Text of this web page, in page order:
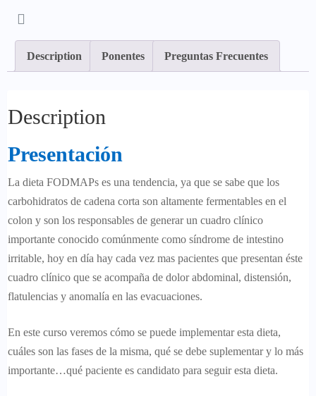
Description Ponentes Preguntas Frecuentes
Description
Presentación
La dieta FODMAPs es una tendencia, ya que se sabe que los
carbohidratos de cadena corta son altamente fermentables en el
colon y son los responsables de generar un cuadro clínico
importante conocido comúnmente como síndrome de intestino
irritable, hoy en día hay cada vez mas pacientes que presentan éste
cuadro clínico que se acompaña de dolor abdominal, distensión,
flatulencias y anomalía en las evacuaciones.
En este curso veremos cómo se puede implementar esta dieta,
cuáles son las fases de la misma, qué se debe suplementar y lo más
importante…qué paciente es candidato para seguir esta dieta.